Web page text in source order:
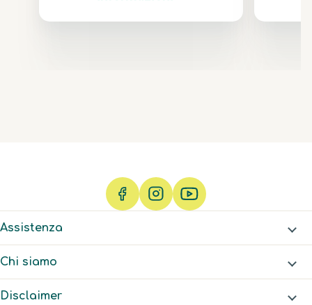
Assistenza
Chi siamo
Disclaimer